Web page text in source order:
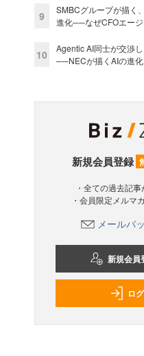
9
SMBCグループが描く
進化──なぜCFOエー
10
Agentic AI同士が交渉
──NECが描くAIの進
新規会員登録
・全ての過去記
・会員限定メルマ
メールバ
新規会員
ロ